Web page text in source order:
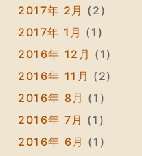
2017年 2月 (2)
2017年 1月 (1)
2016年 12月 (1)
2016年 11月 (2)
2016年 8月 (1)
2016年 7月 (1)
2016年 6月 (1)